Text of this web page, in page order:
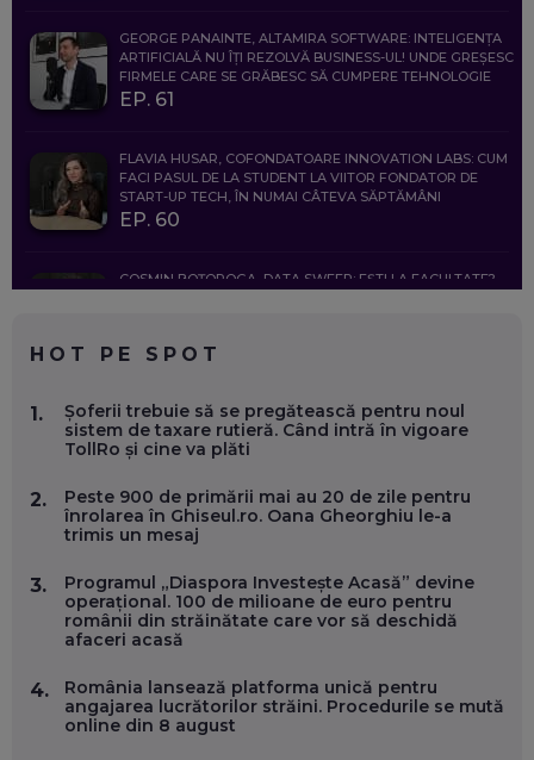
GEORGE PANAINTE, ALTAMIRA SOFTWARE: INTELIGENȚA
ARTIFICIALĂ NU ÎȚI REZOLVĂ BUSINESS-UL! UNDE GREȘESC
FIRMELE CARE SE GRĂBESC SĂ CUMPERE TEHNOLOGIE
EP. 61
FLAVIA HUSAR, COFONDATOARE INNOVATION LABS: CUM
FACI PASUL DE LA STUDENT LA VIITOR FONDATOR DE
START-UP TECH, ÎN NUMAI CÂTEVA SĂPTĂMÂNI
EP. 60
COSMIN BOȚOROGA, DATA SWEEP: EȘTI LA FACULTATE?
FOLOSEȘTI TEHNOLOGIA CA SĂ FII MAI BUN LA JOB. ȘI CUM
SE VA SCHIMBA MUNCA, ÎN URMĂTORII ANI
EP. 58
MARIUS PAȘCULEA, COFONDATOR AL KULTH: CUM
FOLOSEȘTI TEHNOLOGIA CA SĂ ÎȚI DESCHIZI DRUMUL
EP. 57
ANDREI AVĂDANEI, BIT SENTINEL: CUM ÎȚI PROTEJEZI
CARIERĂ DE „HACKER CU PERMIS”
EP. 56
HOT PE SPOT
1.
Șoferii trebuie să se pregătească pentru noul
sistem de taxare rutieră. Când intră în vigoare
TollRo și cine va plăti
2.
Peste 900 de primării mai au 20 de zile pentru
înrolarea în Ghiseul.ro. Oana Gheorghiu le-a
trimis un mesaj
3.
Programul „Diaspora Investește Acasă” devine
operațional. 100 de milioane de euro pentru
românii din străinătate care vor să deschidă
afaceri acasă
4.
România lansează platforma unică pentru
angajarea lucrătorilor străini. Procedurile se mută
online din 8 august